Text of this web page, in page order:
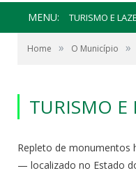
MENU: TURISMO E
Home » O Município »
TURISMO E
Repleto de monumentos
— localizado no Estado